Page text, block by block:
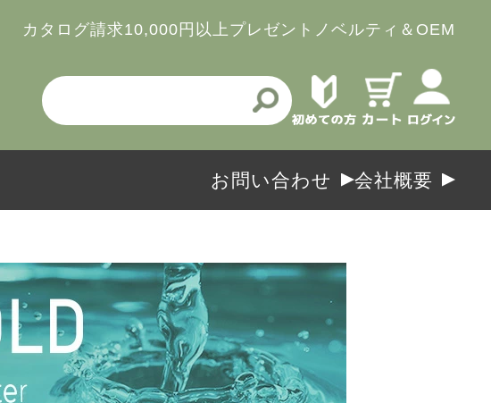
カタログ請求10,000円以上プレゼント ノベルティ＆OEM
お問い合わせ 会社概要